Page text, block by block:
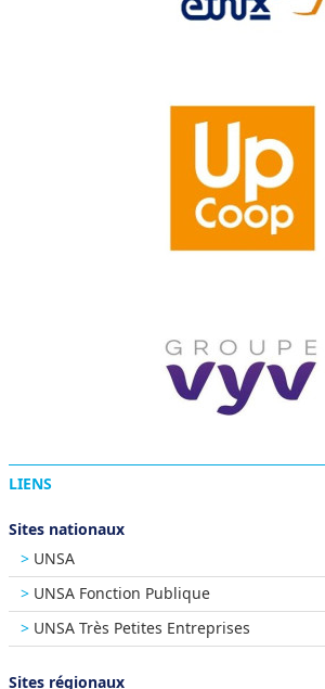
LIENS
Sites nationaux
UNSA
UNSA Fonction Publique
UNSA Très Petites Entreprises
Sites régionaux